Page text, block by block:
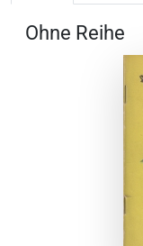
Ohne Reihe